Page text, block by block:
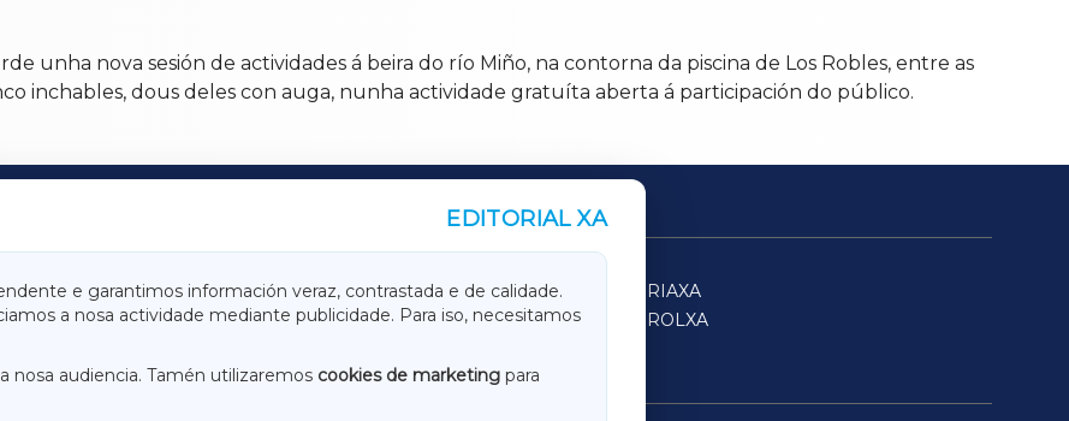
unha nova sesión de actividades á beira do río Miño, na contorna da piscina de Los Robles, entre as
inchables, dous deles con auga, nunha actividade gratuíta aberta á participación do público.
EDITORIAL XA
e garantimos información veraz, contrastada e de calidade.
a nosa actividade mediante publicidade. Para iso, necesitamos
nosa audiencia. Tamén utilizaremos cookies de marketing para
TERRACHAXA
SARRIAXA
ACORUÑAXA
FERROLXA